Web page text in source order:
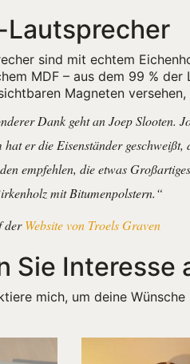
Lautsprecher
sind mit echtem
MDF – aus dem 99 %
Magneten
Dank geht an Joep Slooten.
hat er die Eisenständer
empfehlen, die etwas
mit Bitumenpolstern.“
derWebsite von Troels Graven
Sie Interesse
mich, um deine